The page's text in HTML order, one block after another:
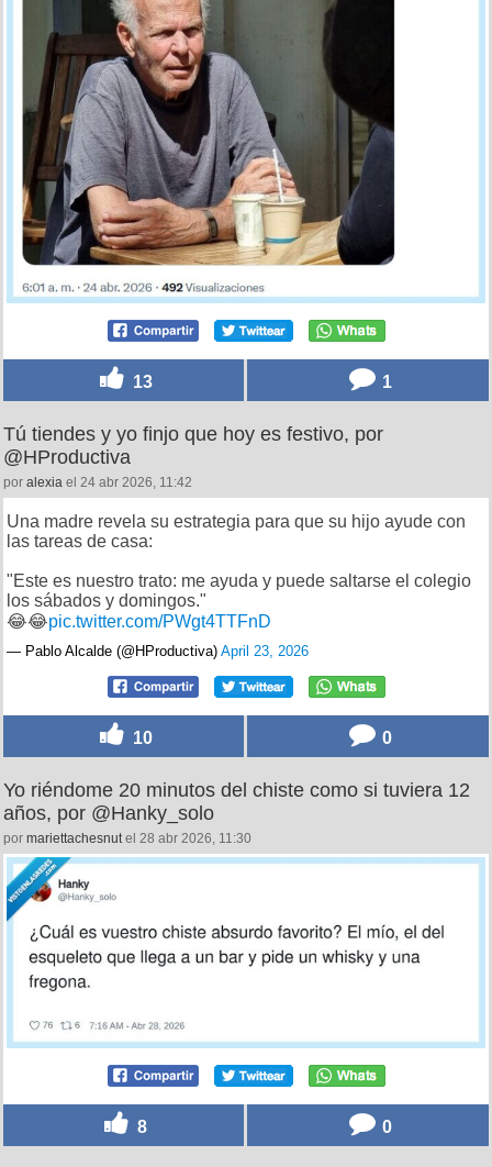
13 1
Tú tiendes y yo finjo que hoy es festivo, por
@HProductiva
por alexia el 24 abr 2026, 11:42
Una madre revela su estrategia para que su hijo ayude con
las tareas de casa:
"Este es nuestro trato: me ayuda y puede saltarse el colegio
los sábados y domingos."
😂😂pic.twitter.com/PWgt4TTFnD
— Pablo Alcalde (@HProductiva) April 23, 2026
10 0
Yo riéndome 20 minutos del chiste como si tuviera 12
años, por @Hanky_solo
por mariettachesnutel 28 abr 2026, 11:30
8 0